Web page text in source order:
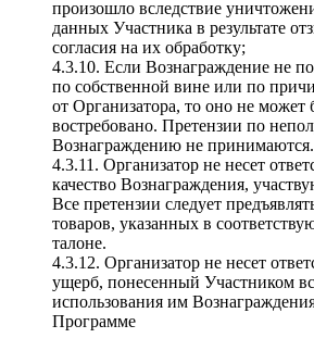
произошло вследствие
данных Участника в результате
согласия на их обработку;
4.3.10. Если Вознаграждение не
по собственной вине или по
от Организатора, то оно не может
востребовано. Претензии по
Вознаграждению не принимаются.
4.3.11. Организатор не несет
качество Вознаграждения,
Все претензии следует
товаров, указанных в
талоне.
4.3.12. Организатор не несет
ущерб, понесенный Участником
использования им
Программе